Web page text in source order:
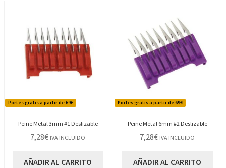
Portes gratis a partir de 69€
Peine Metal 3mm #1 Deslizable
7,28€ IVA INCLUIDO
AÑADIR AL CARRITO
Portes gratis a partir de 69€
Peine Metal 6mm #2 Deslizable
7,28€ IVA INCLUIDO
AÑADIR AL CARRITO